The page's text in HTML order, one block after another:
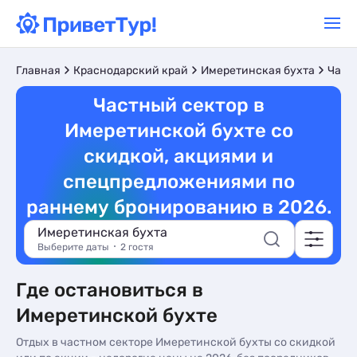
Главная Краснодарский край Имеретинская бухта
Частный сектор в
Имеретинской бухте со
скидкой, акциями и
спецпредложениями по
раннему бронированию в 2026.
Имеретинская бухта
Выберите даты 2 гостя
Где остановиться в
Имеретинской бухте
Отдых в частном секторе Имеретинской бухты со скидкой